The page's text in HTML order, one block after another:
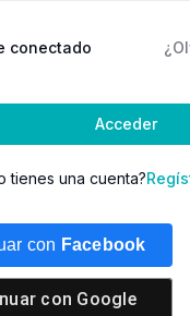
conectado
Acceder
tienes una cuenta?
con Facebook
con Google